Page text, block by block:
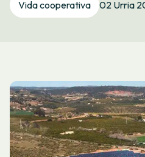
Bulego Birtuala
Vida cooperativa 02 Urria